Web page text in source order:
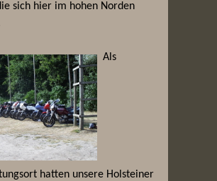
sich hier im hohen Norden
Als
hatten unsere Holsteiner